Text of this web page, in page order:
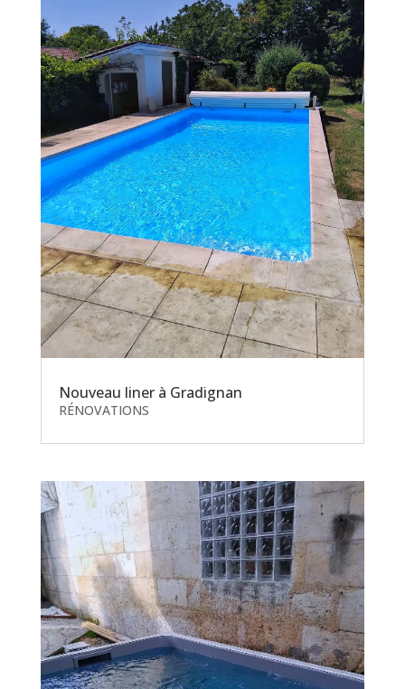
Nouveau liner à Gradignan
RÉNOVATIONS